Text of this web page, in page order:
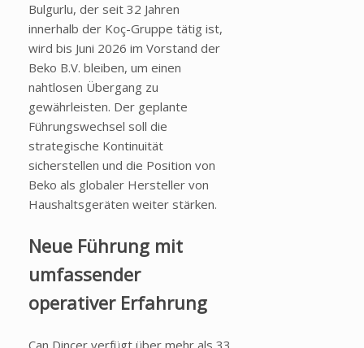
Bulgurlu, der seit 32 Jahren
innerhalb der Koç-Gruppe tätig ist,
wird bis Juni 2026 im Vorstand der
Beko B.V. bleiben, um einen
nahtlosen Übergang zu
gewährleisten. Der geplante
Führungswechsel soll die
strategische Kontinuität
sicherstellen und die Position von
Beko als globaler Hersteller von
Haushaltsgeräten weiter stärken.
Neue Führung mit
umfassender
operativer Erfahrung